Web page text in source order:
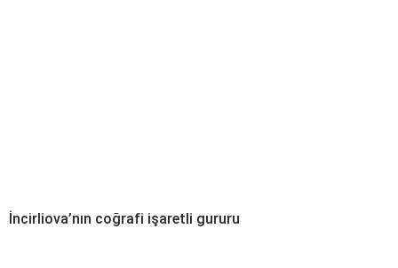
İncirliova’nın coğrafi işaretli gururu